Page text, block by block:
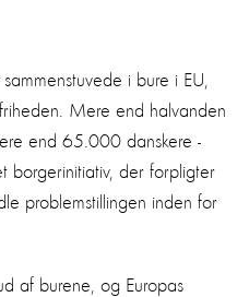
i bure i EU,
Mere end halvanden
end 65.000 danskere -
borgerinitiativ, der forpligter
problemstillingen inden for
af burene, og Europas